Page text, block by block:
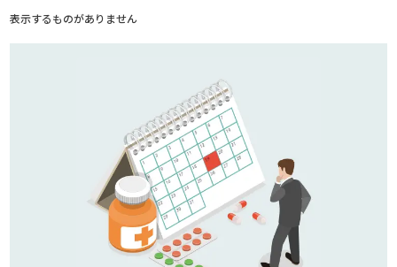
表示するものがありません